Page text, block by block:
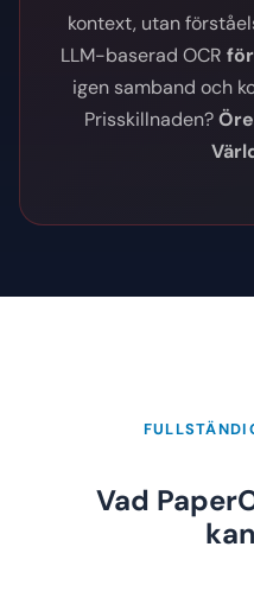
kontext, utan
LLM-baserad OCR
igen samband och
Prisskillnaden?
Vad